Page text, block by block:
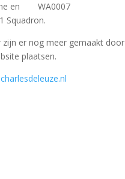
en
Squadron.
zijn er nog meer gemaakt door
plaatsen.